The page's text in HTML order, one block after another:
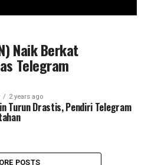
Naik Berkat
Telegram
2 years ago
Turun Drastis, Pendiri Telegram
POSTS